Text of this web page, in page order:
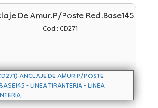
De Amur.p/poste Red.base145
Cod.: CD271